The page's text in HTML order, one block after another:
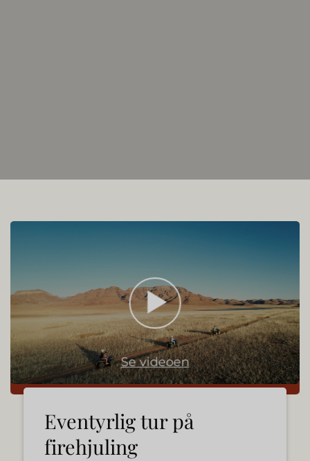
Eventyrlig tur på
firehjuling
Se videoen